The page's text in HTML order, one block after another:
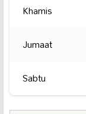
Khamis
Jumaat
Sabtu